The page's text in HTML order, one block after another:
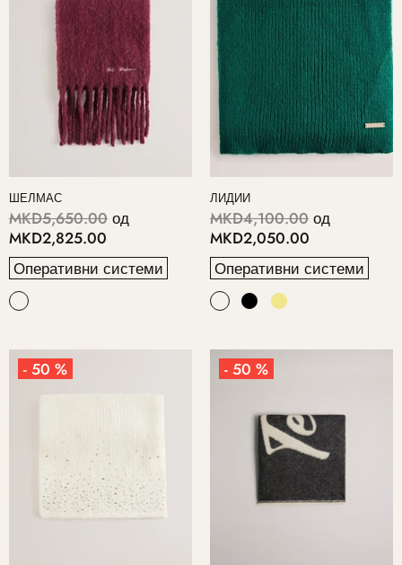
ШЕЛМАС
MKD5,650.00 од
MKD2,825.00
Оперативни системи
ЛИДИИ
MKD4,100.00 од
MKD2,050.00
Оперативни системи
- 50 % - 50 %